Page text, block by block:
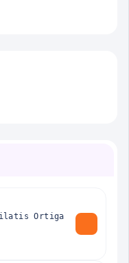
Ortiga